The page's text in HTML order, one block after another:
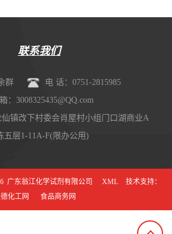
联系我们
群
电 话：0751-2815985
：3008325435@QQ.com
镇改下村委会肖屋村小组门口湖商业A
五层1-11A-F(限办公用)
广东翁江化学试剂有限公司 XML
技术支持：
化工网
食品商务网